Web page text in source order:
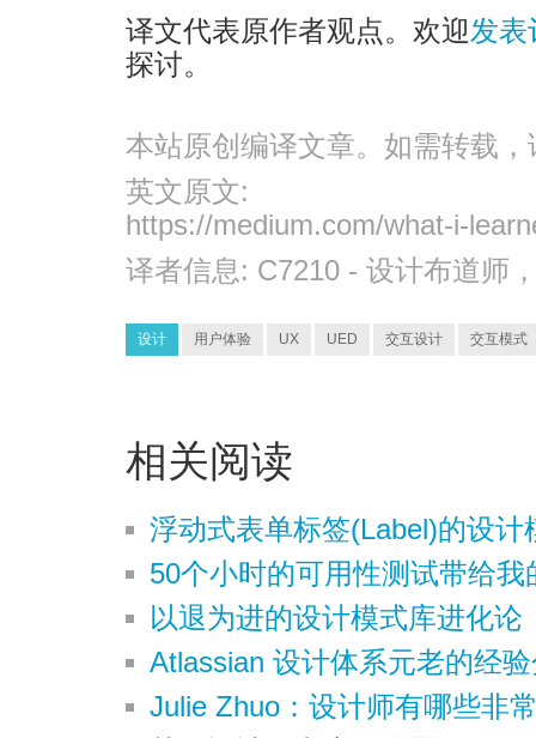
译文代表原作者观点。欢迎发表
探讨。
本站原创编译文章。如需转载
英文原文:
https://medium.com/what-i-
译者信息: C7210 - 设计布道师
设计 用户体验 UX UED 交互设计 交互模式
相关阅读
浮动式表单标签(Label)的设计
50个小时的可用性测试带给我
以退为进的设计模式库进化论
Atlassian 设计体系元老的经
Julie Zhuo：设计师有哪些非